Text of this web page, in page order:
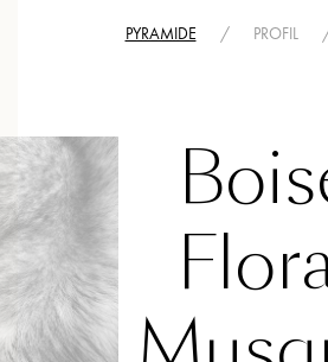
PYRAMIDE / PROFIL